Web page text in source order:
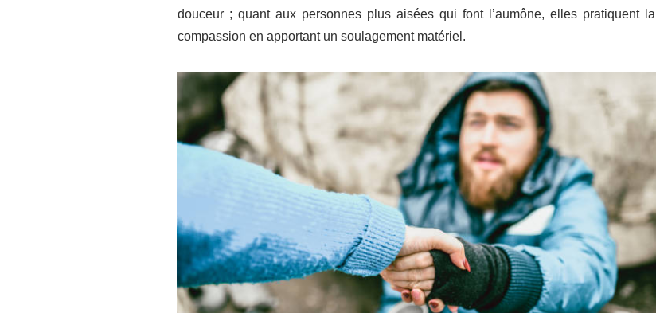
douceur ; quant aux personnes plus aisées qui font l’aumône, elles pratiquent la
compassion en apportant un soulagement matériel.